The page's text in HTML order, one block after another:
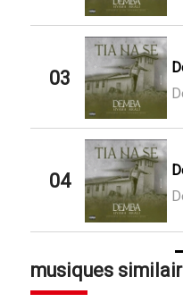
03
04
musiques